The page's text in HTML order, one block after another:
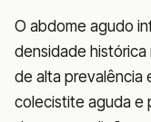
O abdome agudo
densidade
de alta prevalência
colecistite aguda e